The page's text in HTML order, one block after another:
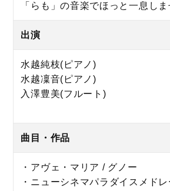
「らも」の音楽でほっと一息しま
出演
水越純枝(ピアノ)
水越凜音(ピアノ)
入澤豊美(フルート)
曲目・作品
・アヴェ・マリア / グノー
・ニューシネマパラダイスメド